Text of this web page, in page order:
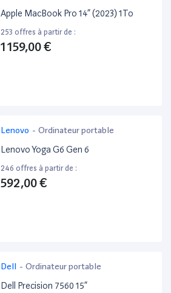
Apple MacBook Pro 14” (2023) 1To
253 offres à partir de :
1 159,00 €
Lenovo - Ordinateur portable
Lenovo Yoga G6 Gen 6
246 offres à partir de :
592,00 €
Dell - Ordinateur portable
Dell Precision 7560 15”